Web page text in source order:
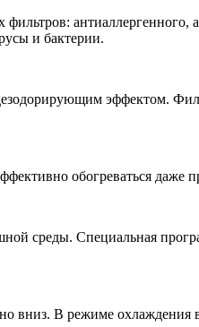
и бактерии.
эффектом.
обогреваться даже
среды. Специальная
вниз. В режиме